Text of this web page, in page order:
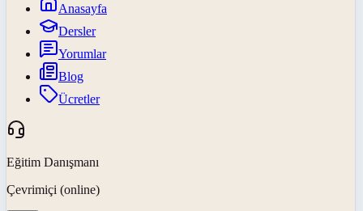
Anasayfa
Dersler
Yorumlar
Blog
Ücretler
Eğitim Danışmanı
Çevrimiçi (online)